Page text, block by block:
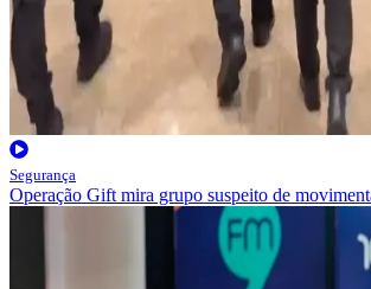
Segurança
Operação Gift mira grupo suspeito de